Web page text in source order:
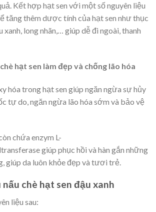
Kết hợp hạt sen với một số nguyên liệu
tăng thêm dược tính của hạt sen như thục
xanh, long nhãn,… giúp dễ đi ngoài, thanh
hạt sen làm đẹp và chống lão hóa
hóa trong hạt sen giúp ngăn ngừa sự hủy
tự do, ngăn ngừa lão hóa sớm và bảo vệ
chứa enzym L-
giúp phục hồi và hàn gắn những
giúp da luôn khỏe đẹp và tươi trẻ.
chè hạt sen đậu xanh
liệu sau: